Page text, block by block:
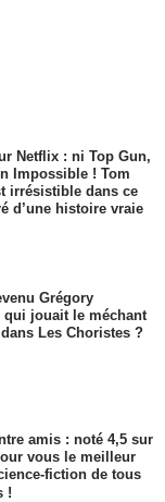
Netflix : ni Top Gun,
Impossible ! Tom
irrésistible dans ce
d’une histoire vraie
Grégory
qui jouait le méchant
Les Choristes ?
amis : noté 4,5 sur
vous le meilleur
fiction de tous
!